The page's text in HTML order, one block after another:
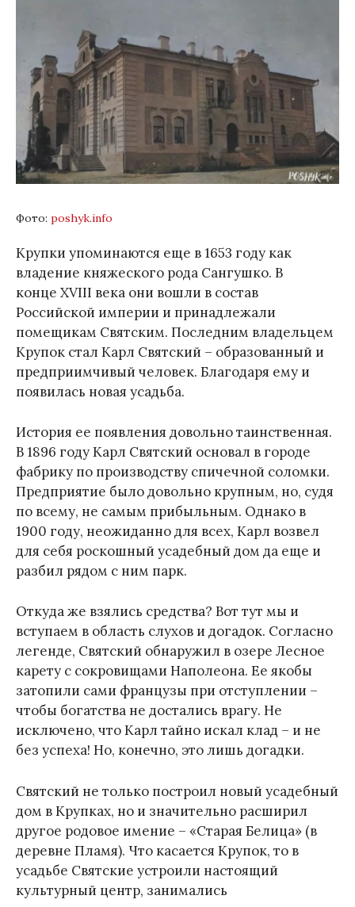
Фото: poshyk.info
Крупки упоминаются еще в 1653 году как
владение княжеского рода Сангушко. В
конце XVIII века они вошли в состав
Российской империи и принадлежали
помещикам Святским. Последним владельцем
Крупок стал Карл Святский – образованный и
предприимчивый человек. Благодаря ему и
появилась новая усадьба.
История ее появления довольно таинственная.
В 1896 году Карл Святский основал в городе
фабрику по производству спичечной соломки.
Предприятие было довольно крупным, но, судя
по всему, не самым прибыльным. Однако в
1900 году, неожиданно для всех, Карл возвел
для себя роскошный усадебный дом да еще и
разбил рядом с ним парк.
Откуда же взялись средства? Вот тут мы и
вступаем в область слухов и догадок. Согласно
легенде, Святский обнаружил в озере Лесное
карету с сокровищами Наполеона. Ее якобы
затопили сами французы при отступлении –
чтобы богатства не достались врагу. Не
исключено, что Карл тайно искал клад – и не
без успеха! Но, конечно, это лишь догадки.
Святский не только построил новый усадебный
дом в Крупках, но и значительно расширил
другое родовое имение – «Старая Белица» (в
деревне Пламя). Что касается Крупок, то в
усадьбе Святские устроили настоящий
культурный центр, занимались